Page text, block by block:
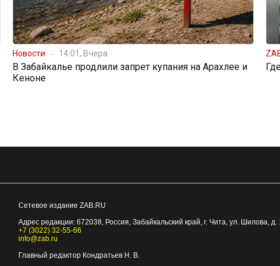
Новости 14:01, Вчера
В Забайкалье продлили запрет купания на Арахлее и
Кеноне
Сетевое издание ZAB.RU
Адрес редакции: 672038, Россия, Забайкальский край, г. Чита, ул. Шилова, д.
+7 (3022) 32-55-66
info@zab.ru
Главный редактор Кондратьев Н. В.